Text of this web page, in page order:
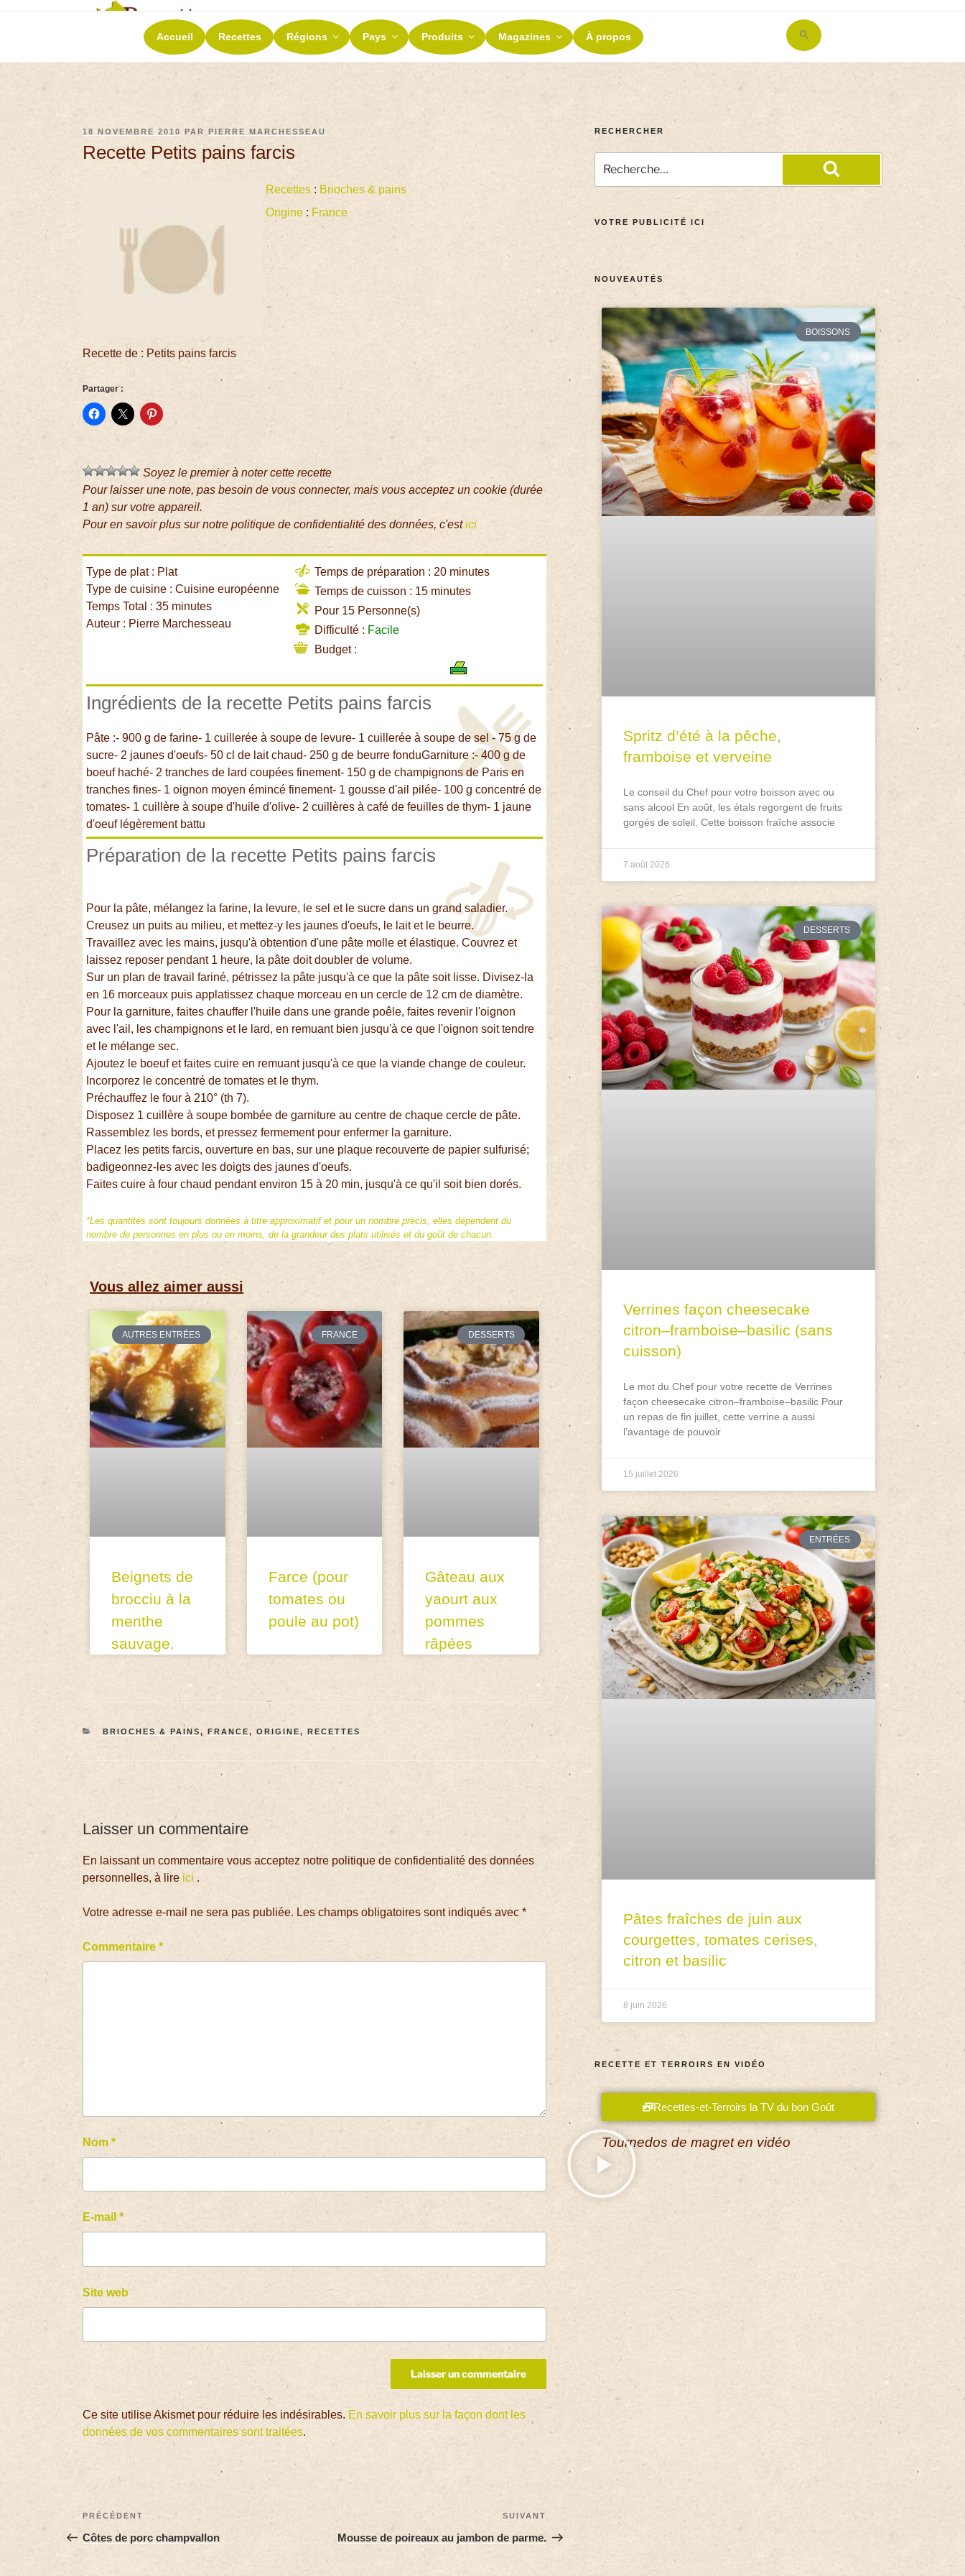
RECETTES ET TERROIRS
La richesse de nos terroirs
Accueil Recettes Régions Pays Produits Magazines À propos
Search
for:
18 NOVEMBRE 2010 PARPIERRE MARCHESSEAU
Recette Petits pains farcis
Recettes : Brioches & pains
Origine : France
Recette de : Petits pains farcis
Partager :
Soyez le premier à noter cette recette
Pour laisser une note, pas besoin de vous connecter, mais vous acceptez un cookie (durée
1 an) sur votre appareil.
Pour en savoir plus sur notre politique de confidentialité des données, c'estici
Type de plat : Plat
Type de cuisine : Cuisine européenne
Temps Total : 35 minutes
Auteur : Pierre Marchesseau
Temps de préparation : 20 minutes
Temps de cuisson : 15 minutes
Pour 15 Personne(s)
Difficulté : Facile
Budget :
Ingrédients de la recette Petits pains farcis
Pâte :- 900 g de farine- 1 cuillerée à soupe de levure- 1 cuillerée à soupe de sel - 75 g de
sucre- 2 jaunes d'oeufs- 50 cl de lait chaud- 250 g de beurre fonduGarniture :- 400 g de
boeuf haché- 2 tranches de lard coupées finement- 150 g de champignons de Paris en
tranches fines- 1 oignon moyen émincé finement- 1 gousse d'ail pilée- 100 g concentré de
tomates- 1 cuillère à soupe d'huile d'olive- 2 cuillères à café de feuilles de thym- 1 jaune
d'oeuf légèrement battu
Préparation de la recette Petits pains farcis
Pour la pâte, mélangez la farine, la levure, le sel et le sucre dans un grand saladier.
Creusez un puits au milieu, et mettez-y les jaunes d'oeufs, le lait et le beurre.
Travaillez avec les mains, jusqu'à obtention d'une pâte molle et élastique. Couvrez et
laissez reposer pendant 1 heure, la pâte doit doubler de volume.
Sur un plan de travail fariné, pétrissez la pâte jusqu'à ce que la pâte soit lisse. Divisez-la
en 16 morceaux puis applatissez chaque morceau en un cercle de 12 cm de diamètre.
Pour la garniture, faites chauffer l'huile dans une grande poêle, faites revenir l'oignon
avec l'ail, les champignons et le lard, en remuant bien jusqu'à ce que l'oignon soit tendre
et le mélange sec.
Ajoutez le boeuf et faites cuire en remuant jusqu'à ce que la viande change de couleur.
Incorporez le concentré de tomates et le thym.
Préchauffez le four à 210° (th 7).
Disposez 1 cuillère à soupe bombée de garniture au centre de chaque cercle de pâte.
Rassemblez les bords, et pressez fermement pour enfermer la garniture.
Placez les petits farcis, ouverture en bas, sur une plaque recouverte de papier sulfurisé;
badigeonnez-les avec les doigts des jaunes d'oeufs.
Faites cuire à four chaud pendant environ 15 à 20 min, jusqu'à ce qu'il soit bien dorés.
*Les quantités sont toujours données à titre approximatif et pour un nombre précis, elles dépendent du
nombre de personnes en plus ou en moins, de la grandeur des plats utilisés et du goût de chacun.
Vous allez aimer aussi
AUTRES ENTRÉES
Beignets de
brocciu à la
menthe
sauvage.
FRANCE
Farce (pour
tomates ou
poule au pot)
DESSERTS
Gâteau aux
yaourt aux
pommes
râpées
BRIOCHES & PAINS, FRANCE, ORIGINE, RECETTES
Laisser un commentaire
En laissant un commentaire vous acceptez notre politique de confidentialité des données
personnelles, à lire ici .
Votre adresse e-mail ne sera pas publiée. Les champs obligatoires sont indiqués avec*
Commentaire*
Nom*
E-mail*
Site web
Ce site utilise Akismet pour réduire les indésirables. En savoir plus sur la façon dont les
données de vos commentaires sont traitées.
PRÉCÉDENT
Côtes de porc champvallon
SUIVANT
Mousse de poireaux au jambon de parme.
RECHERCHER
VOTRE PUBLICITÉ ICI
NOUVEAUTÉS
BOISSONS
Spritz d’été à la pêche,
framboise et verveine
Le conseil du Chef pour votre boisson avec ou
sans alcool En août, les étals regorgent de fruits
gorgés de soleil. Cette boisson fraîche associe
7 août 2026
DESSERTS
Verrines façon cheesecake
citron–framboise–basilic (sans
cuisson)
Le mot du Chef pour votre recette de Verrines
façon cheesecake citron–framboise–basilic Pour
un repas de fin juillet, cette verrine a aussi
l’avantage de pouvoir
15 juillet 2026
ENTRÉES
Pâtes fraîches de juin aux
courgettes, tomates cerises,
citron et basilic
8 juin 2026
RECETTE ET TERROIRS EN VIDÉO
Recettes-et-Terroirs la TV du bon Goût
Tournedos de magret en vidéo